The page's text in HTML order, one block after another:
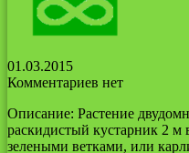
01.03.2015
Комментариев нет
Описание: Растение
раскидистый кустарник 2
зелеными ветками, или